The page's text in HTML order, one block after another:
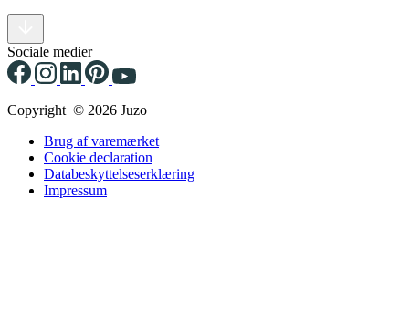
Sociale medier
Copyright © 2026 Juzo
Brug af varemærket
Cookie declaration
Databeskyttelseserklæring
Impressum